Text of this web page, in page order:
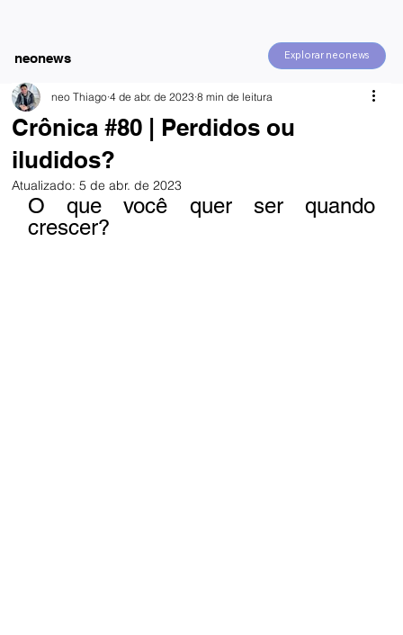
Explorar neonews
neonews
Crônica #80 | Perdidos ou
iludidos?
neo Thiago 4 de abr. de 2023 8 min de leitura
Atualizado:5 de abr. de 2023
O que você quer ser quando
crescer?